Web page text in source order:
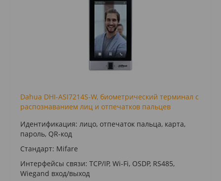
Dahua DHI-ASI7214S-W, биометрический терминал с
распознаванием лиц и отпечатков пальцев
Идентификация: лицо, отпечаток пальца, карта,
пароль, QR-код
Стандарт: Mifare
Интерфейсы связи: TCP/IP, Wi-Fi, OSDP, RS485,
Wiegand вход/выход